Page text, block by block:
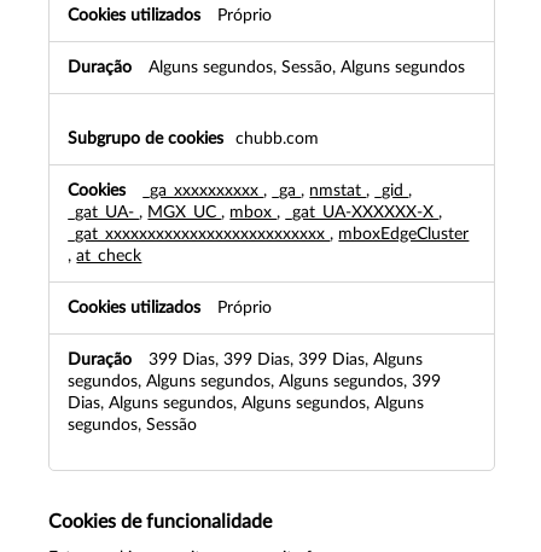
e
h
Próprio
Alguns segundos, Sessão, Alguns segundos
chubb.com
_ga_xxxxxxxxxx, _ga, nmstat, _gid,
_gat_UA-, MGX_UC, mbox, _gat_UA-XXXXXX-X,
_gat_xxxxxxxxxxxxxxxxxxxxxxxxxx, mboxEdgeCluster
,at_check
Próprio
399 Dias, 399 Dias, 399 Dias, Alguns
segundos, Alguns segundos, Alguns segundos, 399
Dias, Alguns segundos, Alguns segundos, Alguns
segundos, Sessão
Cookies de funcionalidade